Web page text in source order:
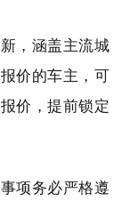
，涵盖主流城
价的车主，可
价，提前锁定
项务必严格遵